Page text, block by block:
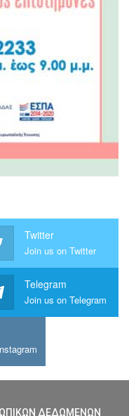
Twitter
Join us on Twitter
Telegram
Join us on Telegram
ΔΕΔΩΜΕΝΩΝ